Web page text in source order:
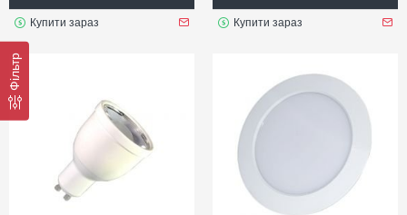
Купити зараз Купити зараз
Фільтр